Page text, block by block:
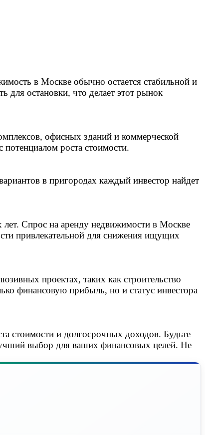
в Москве обычно остается стабильной и
для остановки, что делает этот рынок
офисных зданий и коммерческой
роста стоимости.
в пригородах каждый инвестор найдет
Спрос на аренду недвижимости в Москве
привлекательной для снижения ищущих
проектах, таких как строительство
финансовую прибыль, но и статус инвестора
стоимости и долгосрочных доходов. Будьте
выбор для ваших финансовых целей. Не